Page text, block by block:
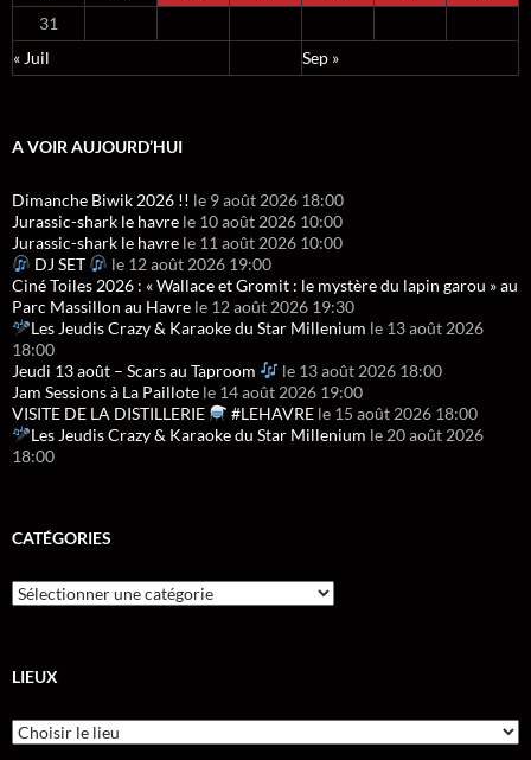
31
« Juil
Sep »
A VOIR AUJOURD’HUI
Dimanche Biwik 2026 !! le 9 août 2026 18:00
Jurassic-shark le havre le 10 août 2026 10:00
Jurassic-shark le havre le 11 août 2026 10:00
DJ SET
le 12 août 2026 19:00
Ciné Toiles 2026 : « Wallace et Gromit : le mystère du lapin garou » au
Parc Massillon au Havre le 12 août 2026 19:30
Les Jeudis Crazy & Karaoke du Star Millenium le 13 août 2026
18:00
Jeudi 13 août – Scars au Taproom
le 13 août 2026 18:00
Jam Sessions à La Paillote le 14 août 2026 19:00
VISITE DE LA DISTILLERIE
#LEHAVREle 15 août 2026 18:00
Les Jeudis Crazy & Karaoke du Star Millenium le 20 août 2026
18:00
CATÉGORIES
LIEUX